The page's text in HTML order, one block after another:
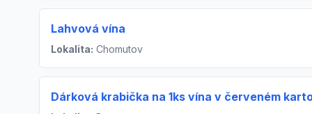
Lahvová vína
Lokalita: Chomutov
Dárková krabička na 1ks vína v červeném